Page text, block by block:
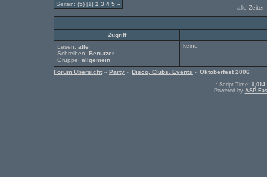
Seiten: (5) [1] 2 3 4 5 »
alle
Zugriff
Lesen: alle
Schreiben: Benutzer
Gruppe: allgemein
keine
Forum Übersicht » Party » Disco, Clubs, Events » Oktoberfest 2006
.: Script-Time: 0,014
Powered by ASP-